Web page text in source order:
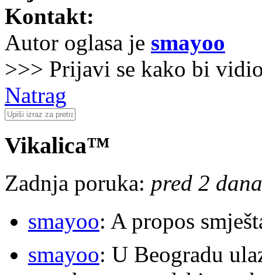
Kontakt:
Autor oglasa je smayoo
>>> Prijavi se kako bi
Natrag
Vikalica™
Zadnja poruka: pred 2
smayoo: A propos
smayoo: U Beogradu